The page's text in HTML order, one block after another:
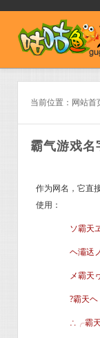
当前位置： 网站首
霸气游戏
作为网名，它直
使用：
ソ霸天
ヘ灞迗
メ霸天
?霸天ヘ
∴╭霸